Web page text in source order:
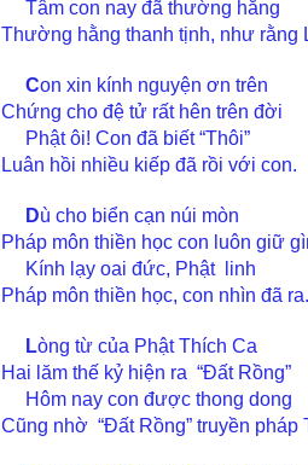
Tâm con nay đã thường hằng
Thường hằng thanh tịnh, như rằng
Con xin kính nguyện ơn trên
Chứng cho đệ tử rất hên trên đời
Phật ôi! Con đã biết “Thôi”
Luân hồi nhiều kiếp đã rồi với con.
Dù cho biển cạn núi mòn
Pháp môn thiền học con luôn giữ
Kính lạy oai đức, Phật linh
Pháp môn thiền học, con nhìn đã ra.
Lòng từ của Phật Thích Ca
Hai lăm thế kỷ hiện ra “Đất Rồng”
Hôm nay con được thong dong
Cũng nhờ “Đất Rồng” truyền pháp